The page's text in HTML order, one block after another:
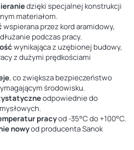
dzięki specjalnej konstrukcji
materiałom.
wspierana przez kord aramidowy,
podczas pracy.
wynikająca z uzębionej budowy,
z dużymi prędkościami
, co zwiększa bezpieczeństwo
środowisku.
odpowiednie do
pracyod -35°C do +100°C.
nowyod producenta Sanok